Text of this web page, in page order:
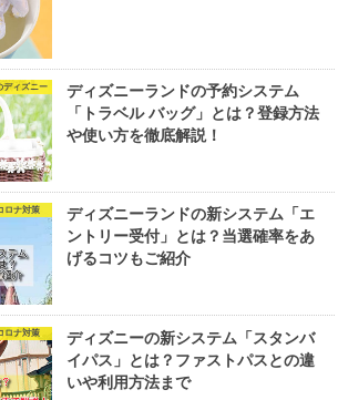
ディズニー
ディズニーランドの予約システム
「トラベル バッグ」とは？登録方法
や使い方を徹底解説！
ロナ対策
ディズニーランドの新システム「エ
ントリー受付」とは？当選確率をあ
げるコツもご紹介
ロナ対策
ディズニーの新システム「スタンバ
イパス」とは？ファストパスとの違
いや利用方法まで